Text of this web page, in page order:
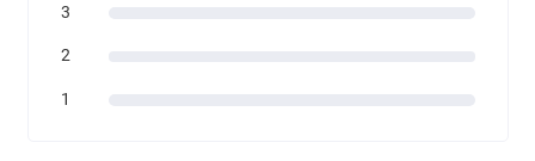
3
2
1